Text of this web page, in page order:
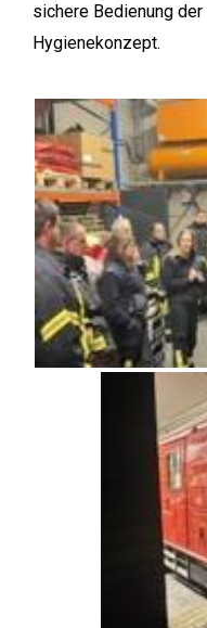
sichere Bedienung
Hygienekonzept.